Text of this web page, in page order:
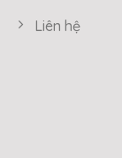
Liên hệ